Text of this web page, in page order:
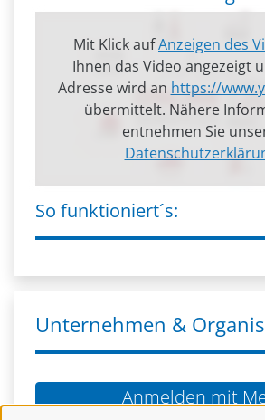
Mit Klick aufAnzeigen des
Ihnen das Video angezeigt
Adresse wird an https://
übermittelt. Nähere
entnehmen Sie
So funktioniert´s:
Unternehmen &
Anmelden mit